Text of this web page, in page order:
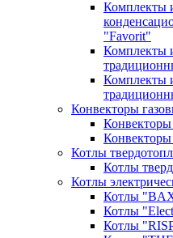
Комплекты
"Favorit"
Комплекты
Комплекты
Конвекторы
Котлы
Котлы
Котлы
Котлы
Котлы
Котлы